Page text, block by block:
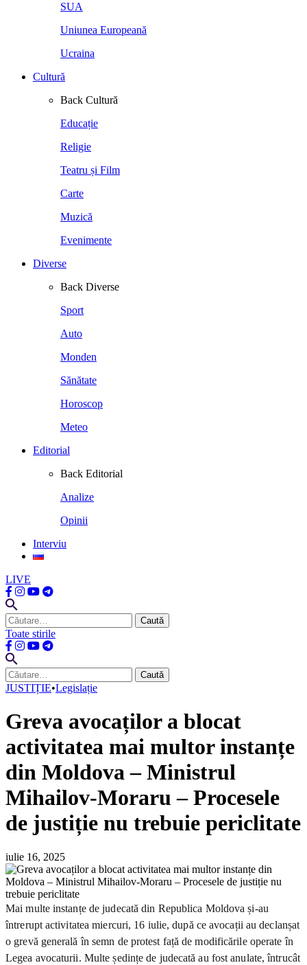
SUA
Uniunea Europeană
Ucraina
Cultură
Back Cultură
Educație
Religie
Teatru și Film
Carte
Muzică
Evenimente
Diverse
Back Diverse
Sport
Auto
Monden
Sănătate
Horoscop
Meteo
Editorial
Back Editorial
Analize
Opinii
Interviu
LIVE
Caută
după:
Toate stirile
Caută
după:
JUSTIȚIE•Legislație
Greva avocaților a blocat
activitatea mai multor instanțe
din Moldova – Ministrul
Mihailov-Moraru – Procesele
de justiție nu trebuie periclitate
iulie 16, 2025
Mai multe instanțe de judecată din Republica Moldova și-au
întrerupt activitatea miercuri, 16 iulie, după ce avocații au declanșat
o grevă generală în semn de protest față de modificările operate în
Legea avocaturii. Multe ședințe de judecată au fost anulate, întrucât